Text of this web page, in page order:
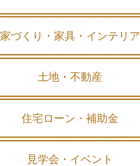
家づくり・家具・インテリア
土地・不動産
住宅ローン・補助金
見学会・イベント